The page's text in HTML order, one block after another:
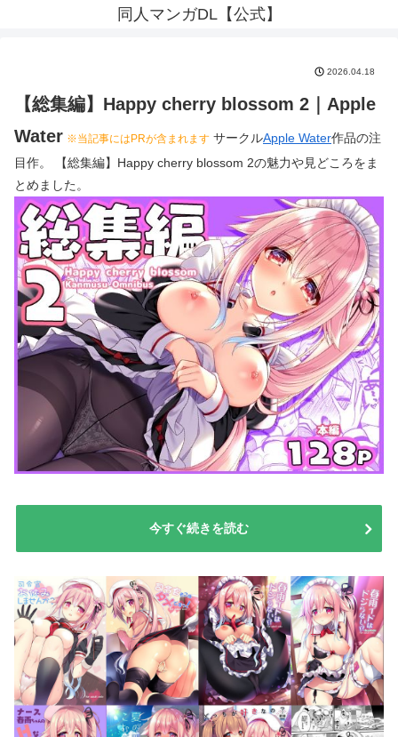
同人マンガDL【公式】
2026.04.18
【総集編】Happy cherry blossom 2｜Apple
Water ※当記事にはPRが含まれます サークルApple Water作品の注
目作。 【総集編】Happy cherry blossom 2の魅力や見どころをま
とめました。
今すぐ続きを読む